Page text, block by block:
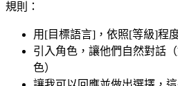
規則：
用[目標語言]，依照[等級]程
引入角色，讓他們自然對話
色）